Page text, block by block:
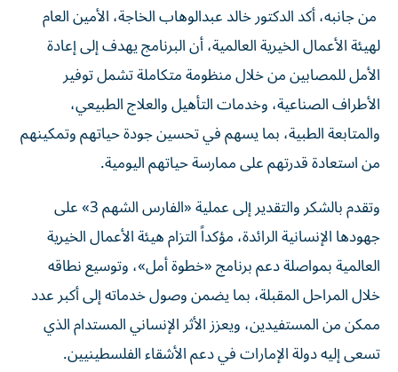
من جانبه، أكد الدكتور خالد عبدالوهاب الخاجة، الأمين العام
لهيئة الأعمال الخيرية العالمية، أن البرنامج يهدف إلى إعادة
الأمل للمصابين من خلال منظومة متكاملة تشمل توفير
الأطراف الصناعية، وخدمات التأهيل والعلاج الطبيعي،
والمتابعة الطبية، بما يسهم في تحسين جودة حياتهم وتمكينهم
من استعادة قدرتهم على ممارسة حياتهم اليومية.
وتقدم بالشكر والتقدير إلى عملية «الفارس الشهم 3» على
جهودها الإنسانية الرائدة، مؤكداً التزام هيئة الأعمال الخيرية
العالمية بمواصلة دعم برنامج «خطوة أمل»، وتوسيع نطاقه
خلال المراحل المقبلة، بما يضمن وصول خدماته إلى أكبر عدد
ممكن من المستفيدين، ويعزز الأثر الإنساني المستدام الذي
تسعى إليه دولة الإمارات في دعم الأشقاء الفلسطينيين.